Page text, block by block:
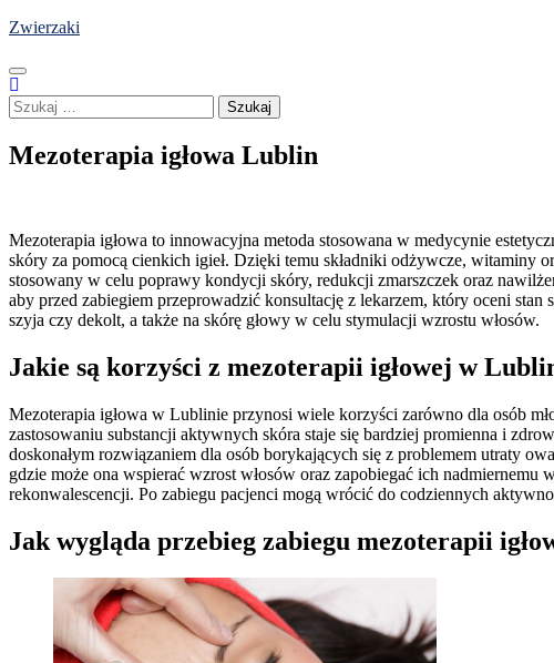
Skip
content
Zwierzaki
Szukaj:
Mezoterapia igłowa Lublin
Mezoterapia igłowa to innowacyjna metoda stosowana w medycynie
skóry za pomocą cienkich igieł. Dzięki temu składniki odżywcze, witaminy
stosowany w celu poprawy kondycji skóry, redukcji zmarszczek oraz
aby przed zabiegiem przeprowadzić konsultację z lekarzem, który oceni
szyja czy dekolt, a także na skórę głowy w celu stymulacji wzrostu włosów.
Jakie są korzyści z mezoterapii igłowej w
Mezoterapia igłowa w Lublinie przynosi wiele korzyści zarówno dla osób
zastosowaniu substancji aktywnych skóra staje się bardziej promienna i
doskonałym rozwiązaniem dla osób borykających się z problemem utraty
gdzie może ona wspierać wzrost włosów oraz zapobiegać ich
rekonwalescencji. Po zabiegu pacjenci mogą wrócić do codziennych
Jak wygląda przebieg zabiegu mezoterapii